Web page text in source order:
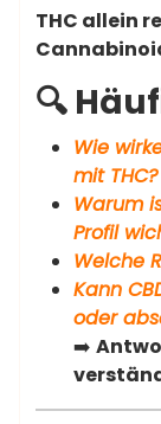
THC allein
🔍
Wie
mit THC?
Warum
Profil
Welche
Kann
oder
➡️